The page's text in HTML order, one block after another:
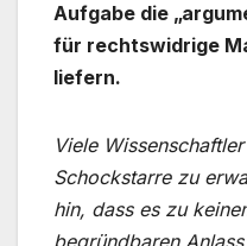
Aufgabe die
für rechtswidrige
liefern.
Viele
Schockstarre zu
hin, dass es zu